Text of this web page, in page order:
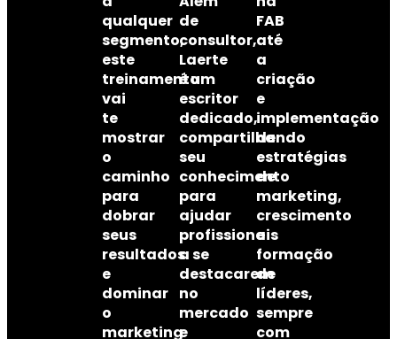
qualquer
segmento,
este
treinamento
vai
te
mostrar
o
caminho
para
dobrar
seus
resultados
e
dominar
o
marketing
de
consultor,
Laerte
é um
escritor
dedicado,
compartilhando
seu
conhecimento
para
ajudar
profissionais
ase
destacarem
no
mercado
e
FAB
até
a
criação
e
implementação
de
estratégias
de
marketing,
crescimento
e
formação
de
líderes,
sempre
com